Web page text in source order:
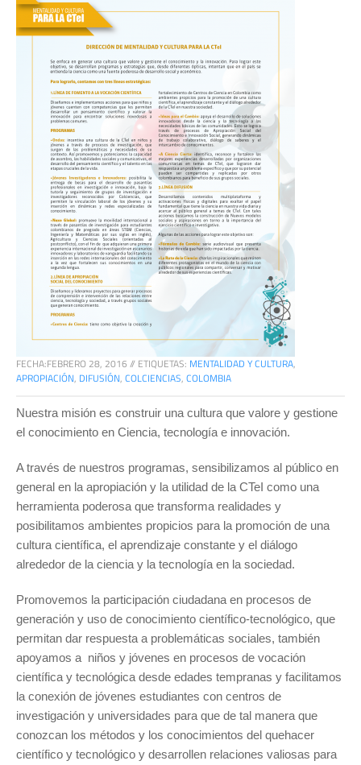
FECHA:FEBRERO 28, 2016 // ETIQUETAS: MENTALIDAD Y CULTURA,
APROPIACIÓN, DIFUSIÓN, COLCIENCIAS, COLOMBIA
Nuestra misión es construir una cultura que valore y gestione
el conocimiento en Ciencia, tecnología e innovación.
A través de nuestros programas, sensibilizamos al público en
general en la apropiación y la utilidad de la CTeI como una
herramienta poderosa que transforma realidades y
posibilitamos ambientes propicios para la promoción de una
cultura científica, el aprendizaje constante y el diálogo
alrededor de la ciencia y la tecnología en la sociedad.
Promovemos la participación ciudadana en procesos de
generación y uso de conocimiento científico-tecnológico, que
permitan dar respuesta a problemáticas sociales, también
apoyamos a niños y jóvenes en procesos de vocación
científica y tecnológica desde edades tempranas y facilitamos
la conexión de jóvenes estudiantes con centros de
investigación y universidades para que de tal manera que
conozcan los métodos y los conocimientos del quehacer
científico y tecnológico y desarrollen relaciones valiosas para